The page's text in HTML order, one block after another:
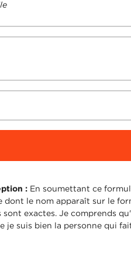
: En soumettant ce
dont le nom apparaît sur le
sont exactes. Je comprends
je suis bien la personne qui